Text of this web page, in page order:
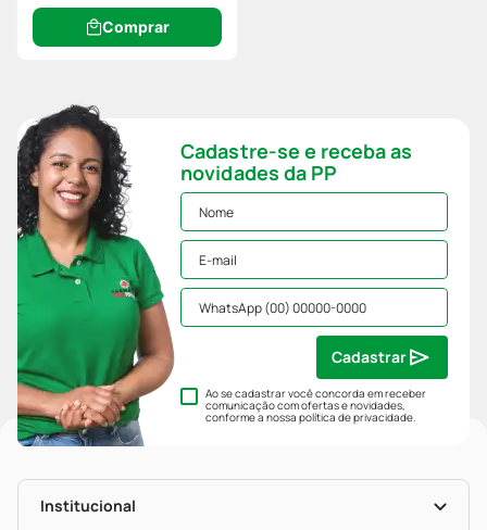
Comprar
Cadastre-se e receba as
novidades da PP
Ao se cadastrar você concorda em receber
comunicação com ofertas e novidades,
conforme a nossapolítica de privacidade.
Cadastrar
Institucional